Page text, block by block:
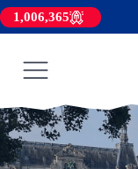
1,006,365